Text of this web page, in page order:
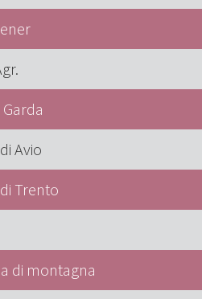
Avio
Trento
di montagna